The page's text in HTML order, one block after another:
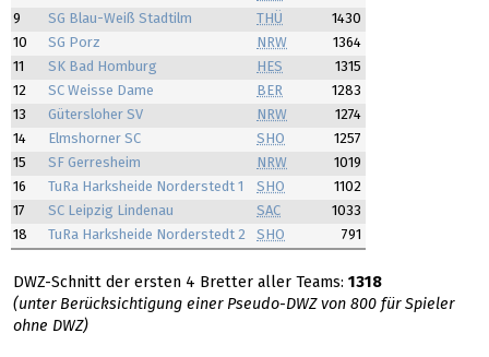
9
SG Blau-Weiß Stadtilm THÜ
1430
10
SG Porz NRW
1364
11
SK Bad Homburg HES
1315
12
SC Weisse Dame BER
1283
13
Gütersloher SV NRW
1274
14
Elmshorner SC SHO
1257
15
SF Gerresheim NRW
1019
16
TuRa Harksheide Norderstedt 1 SHO
1102
17
SC Leipzig Lindenau SAC
1033
18
TuRa Harksheide Norderstedt 2 SHO 791
DWZ-Schnitt der ersten 4 Bretter aller Teams: 1318
(unter Berücksichtigung einer Pseudo-DWZ von 800 für Spieler
ohne DWZ)